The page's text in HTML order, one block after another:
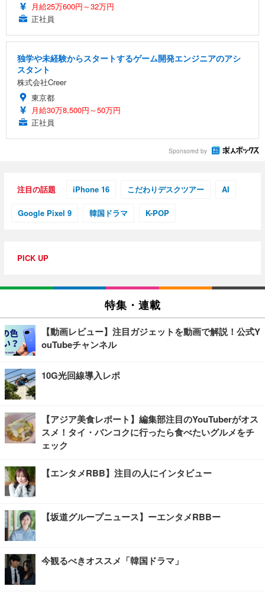
月給25万600円～32万円
正社員
独学や未経験からスタートするゲーム開発エンジニアのアシ
スタント
株式会社Creer
東京都
月給30万8,500円～50万円
正社員
Sponsored by
注目の話題 iPhone 16 こだわりデスクツアー AI
Google Pixel 9 韓国ドラマ K-POP
PICK UP
特集・連載
【動画レビュー】注目ガジェットを動画で解説！公式Y
ouTubeチャンネル
10G光回線導入レポ
【アジア美食レポート】編集部注目のYouTuberがオス
スメ！タイ・バンコクに行ったら食べたいグルメをチ
ェック
【エンタメRBB】注目の人にインタビュー
【坂道グループニュース】ーエンタメRBBー
今観るべきオススメ「韓国ドラマ」